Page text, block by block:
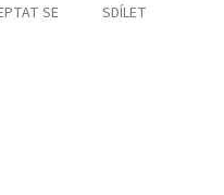
SE SDÍLET